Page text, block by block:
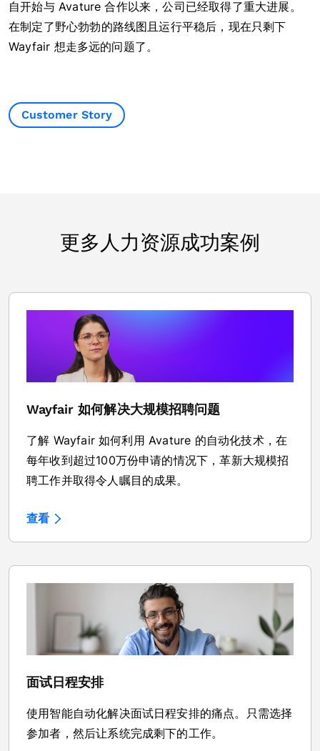
自开始与 Avature 合作以来，公司已经取得了重大进展。
在制定了野心勃勃的路线图且运行平稳后，现在只剩下
Wayfair 想走多远的问题了。
Customer Story
更多人力资源成功案例
Wayfair 如何解决大规模招聘问题
了解 Wayfair 如何利用 Avature 的自动化技术，在
每年收到超过100万份申请的情况下，革新大规模招
聘工作并取得令人瞩目的成果。
查看
面试日程安排
使用智能自动化解决面试日程安排的痛点。只需选择
参加者，然后让系统完成剩下的工作。